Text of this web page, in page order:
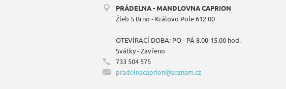
PRÁDELNA - MANDLOVNA CAPRION
Žleb 5 Brno - Královo Pole 612 00
OTEVÍRACÍ DOBA: PO - PÁ 8.00-15.00 hod.
Svátky - Zavřeno
733 504 575
pradelnacaprion@seznam.cz